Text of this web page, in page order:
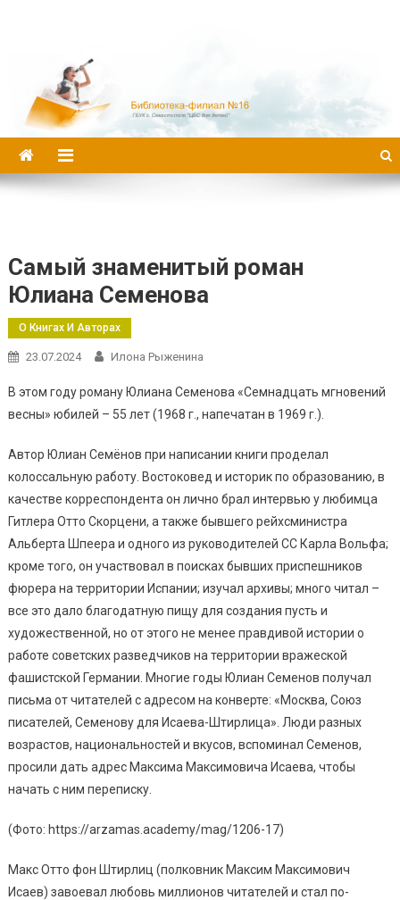
Самый знаменитый роман
Юлиана Семенова
О Книгах И Авторах
23.07.2024 Илона Рыженина
В этом году роману Юлиана Семенова «Семнадцать мгновений
весны» юбилей – 55 лет (1968 г., напечатан в 1969 г.).
Автор Юлиан Семёнов при написании книги проделал
колоссальную работу. Востоковед и историк по образованию, в
качестве корреспондента он лично брал интервью у любимца
Гитлера Отто Скорцени, а также бывшего рейхсминистра
Альберта Шпеера и одного из руководителей СС Карла Вольфа;
кроме того, он участвовал в поисках бывших приспешников
фюрера на территории Испании; изучал архивы; много читал –
все это дало благодатную пищу для создания пусть и
художественной, но от этого не менее правдивой истории о
работе советских разведчиков на территории вражеской
фашистской Германии. Многие годы Юлиан Семенов получал
письма от читателей с адресом на конверте: «Москва, Союз
писателей, Семенову для Исаева-Штирлица». Люди разных
возрастов, национальностей и вкусов, вспоминал Семенов,
просили дать адрес Максима Максимовича Исаева, чтобы
начать с ним переписку.
(Фото: https://arzamas.academy/mag/1206-17)
Макс Отто фон Штирлиц (полковник Максим Максимович
Исаев) завоевал любовь миллионов читателей и стал по-